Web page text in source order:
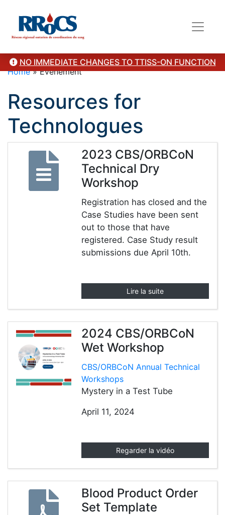
NO IMMEDIATE CHANGES TO TTISS-ON FUNCTION
Home»Évènement
Resources for
Technologues
2023 CBS/ORBCoN
Technical Dry
Workshop
Registration has closed and the
Case Studies have been sent
out to those that have
registered. Case Study result
submissions due April 10th.
Lire la suite
2024 CBS/ORBCoN
Wet Workshop
CBS/ORBCoN Annual Technical
Workshops
Mystery in a Test Tube
April 11, 2024
Regarder la vidéo
Blood Product Order
Set Template